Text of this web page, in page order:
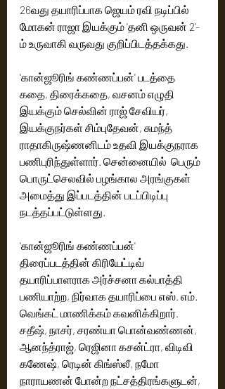
26வது தயாரிப்பாக ஜெயம் ரவி நடிப்பில்
மோகன் ராஜா இயக்கும் 'தனி ஒருவன் 2'‍‍‍‍-
ம் உருவாகி வருவது குறிப்பிடத்தக்கது.
'கான்ஜூரிங் கண்ணப்பன்' படத்தை
கதை, திரைக்கதை, வசனம் எழுதி
இயக்கும் செல்வின் ராஜ் சேவியர்,
இயக்குந‌ர்கள் சிம்புதேவன், சுமந்த்
ராதாகிருஷ்ணனிடம் உதவி இயக்குநராக‌
பணிபுரிந்துள்ளார். சென்னையில்  பெரும்
பொருட்செலவில் பழங்கால அரங்குகள்
அமைத்து இப்படத்தின் படப்பிடிப்பு
நடத்தப்பட்டுள்ளது.
'கான்ஜூரிங் கண்ணப்பன்'
திரைப்படத்தின் கிரியேட்டிவ்
தயாரிப்பாளராக அர்ச்சனா கல்பாத்தி
பணியாற்ற, நிர்வாக தயாரிப்பை எஸ். எம்.
வெங்கட் மாணிக்கம் கவனிக்கிறார்.
சதீஷ், நாசர், சரண்யா பொன்வண்ணன்,
ஆனந்த்ராஜ், ரெஜினா கசன்ட்ரா, விடிவி
கணேஷ், ரெடின் கிங்ஸ்லீ, நமோ
நாராயணன் போன்ற நட்சத்திரங்களுடன்,